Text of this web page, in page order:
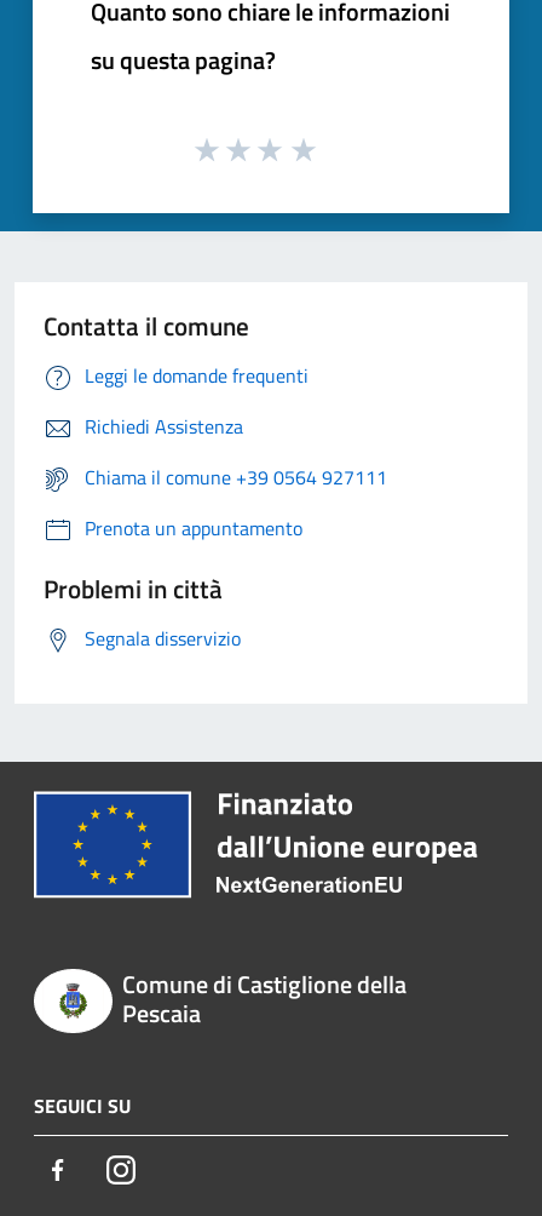
Quanto sono chiare le informazioni
su questa pagina?
Contatta il comune
Leggi le domande frequenti
Richiedi Assistenza
Chiama il comune +39 0564 927111
Prenota un appuntamento
Problemi in città
Segnala disservizio
Comune di Castiglione della
Pescaia
SEGUICI SU
FacebookInstagram